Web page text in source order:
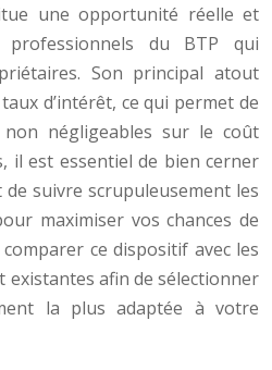
une opportunité réelle et
du BTP qui
Son principal atout
d’intérêt, ce qui permet de
non négligeables sur le coût
il est essentiel de bien cerner
de suivre scrupuleusement les
maximiser vos chances de
comparer ce dispositif avec les
existantes afin de sélectionner
la plus adaptée à votre